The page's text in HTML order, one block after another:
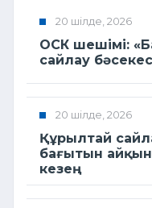
20 шілде, 2026
ОСК шешімі:
сайлау
20 шілде, 2026
Құрылтай
бағытын
кезең